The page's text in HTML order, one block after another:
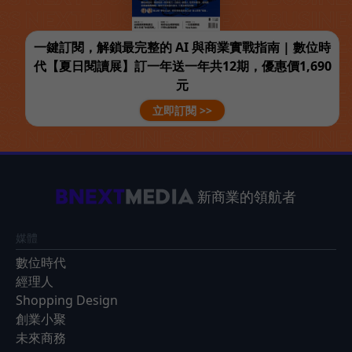
一鍵訂閱，解鎖最完整的 AI 與商業實戰指南 | 數位時
代【夏日閱讀展】訂一年送一年共12期，優惠價1,690
元
立即訂閱 >>
新商業的領航者
媒體
數位時代
經理人
Shopping Design
創業小聚
未來商務